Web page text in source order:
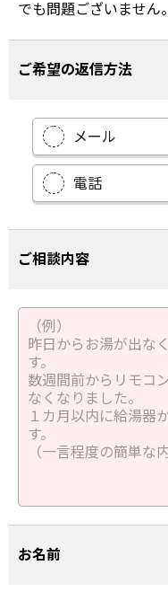
でも問題ございません。
ご希望の返信方法
メール
電話
ご相談内容
お名前